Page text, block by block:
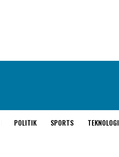
POLITIK SPORTS TEKNOLOGI